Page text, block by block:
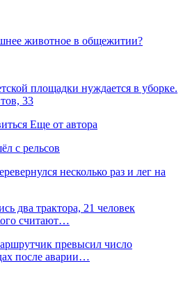
животное в общежитии?
площадки нуждается в уборке.
33
Еще от автора
с рельсов
несколько раз и лег на
два трактора, 21 человек
считают…
превысил число
после аварии…